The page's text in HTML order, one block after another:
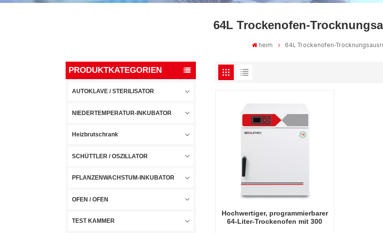
64L Trockenofen-
heim 64L Trockenofen-
PRODUKTKATEGORIEN
AUTOKLAVE / STERILISATOR
NIEDERTEMPERATUR-INKUBATOR
Heizbrutschrank
SCHÜTTLER / OSZILLATOR
PFLANZENWACHSTUM-INKUBATOR
OFEN / OFEN
TEST KAMMER
Hochwertiger, programmierbarer
64-Liter-Trockenofen mit 300